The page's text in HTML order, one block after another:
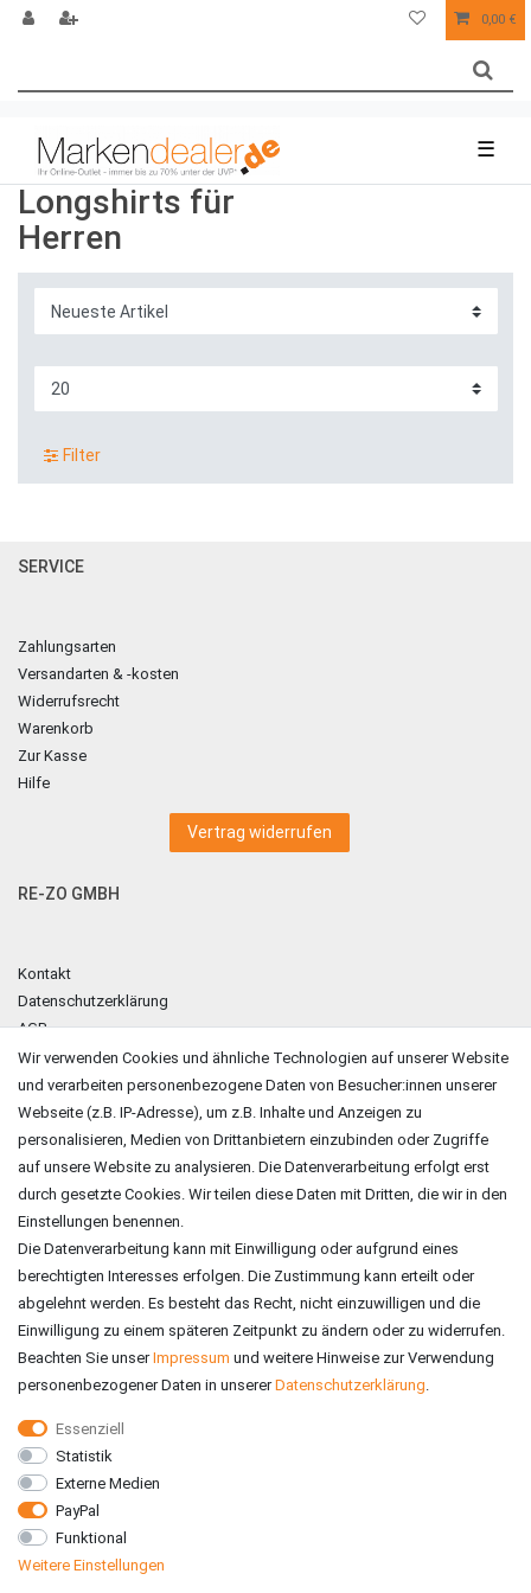
0,00 €
☰
Longshirts für
Herren
Filter
SERVICE
Zahlungsarten
Versandarten & -kosten
Widerrufsrecht
Warenkorb
Zur Kasse
Hilfe
Vertrag widerrufen
RE-ZO GMBH
Kontakt
Datenschutzerklärung
AGB
Impressum
ZAHLUNGSARTEN
VERSAND
Wir verwenden Cookies und ähnliche Technologien auf unserer Website
und verarbeiten personenbezogene Daten von Besucher:innen unserer
Webseite (z.B. IP-Adresse), um z.B. Inhalte und Anzeigen zu
personalisieren, Medien von Drittanbietern einzubinden oder Zugriffe
auf unsere Website zu analysieren. Die Datenverarbeitung erfolgt erst
durch gesetzte Cookies. Wir teilen diese Daten mit Dritten, die wir in den
Einstellungen benennen.
Die Datenverarbeitung kann mit Einwilligung oder aufgrund eines
berechtigten Interesses erfolgen. Die Zustimmung kann erteilt oder
abgelehnt werden. Es besteht das Recht, nicht einzuwilligen und die
Einwilligung zu einem späteren Zeitpunkt zu ändern oder zu widerrufen.
Beachten Sie unserImpressum und weitere Hinweise zur Verwendung
personenbezogener Daten in unsererDaten­schutz­erklärung.
Essenziell
Statistik
Externe Medien
PayPal
Funktional
Weitere Einstellungen